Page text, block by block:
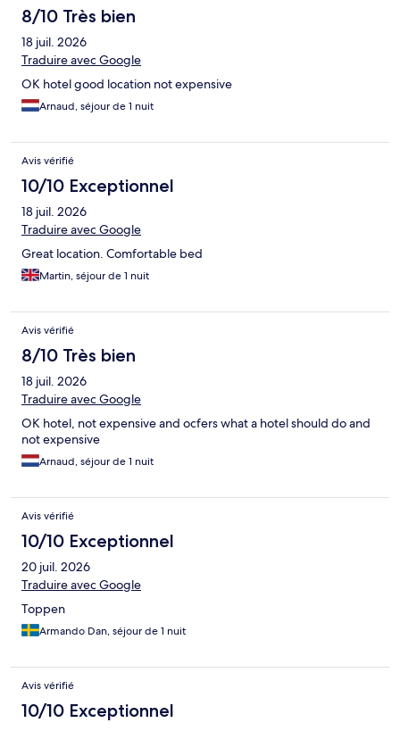
8/10 Très bien
18 juil. 2026
Traduire avec Google
OK hotel good location not expensive
Arnaud, séjour de 1 nuit
Avis vérifié
10/10 Exceptionnel
18 juil. 2026
Traduire avec Google
Great location. Comfortable bed
Martin, séjour de 1 nuit
Avis vérifié
8/10 Très bien
18 juil. 2026
Traduire avec Google
OK hotel, not expensive and ocfers what a hotel should do and
not expensive
Arnaud, séjour de 1 nuit
Avis vérifié
10/10 Exceptionnel
20 juil. 2026
Traduire avec Google
Toppen
Armando Dan, séjour de 1 nuit
Avis vérifié
10/10 Exceptionnel